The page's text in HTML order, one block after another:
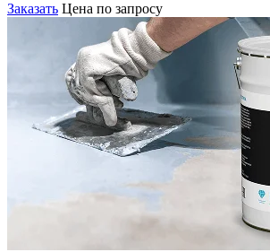
Заказать Цена по запросу